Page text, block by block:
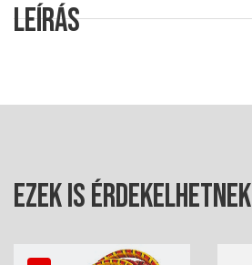
Leírás
Ezek is érdekelhetnek